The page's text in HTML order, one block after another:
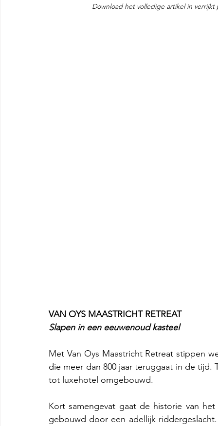
Download het volledige artikel in
VAN OYS MAASTRICHT RETREAT
Slapen in een eeuwenoud kasteel
Met Van Oys Maastricht Retreat stippen
die meer dan 800 jaar teruggaat in de tijd.
tot luxehotel omgebouwd.
Kort samengevat gaat de historie van
gebouwd door een adellijk